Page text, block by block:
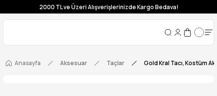
2000 TL ve Üzeri Alışverişlerinizde Kargo Bedava!
Anasayfa Aksesuar Taçlar Gold Kral Tacı, Kostüm